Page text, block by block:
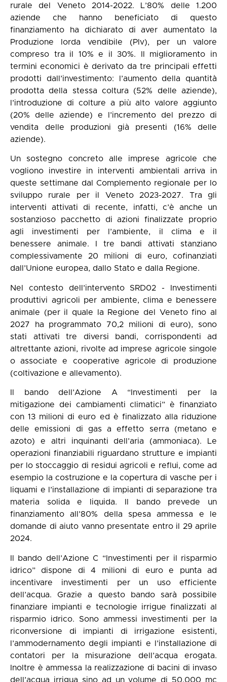
rurale del Veneto 2014-2022. L’80% delle 1.200
aziende che hanno beneficiato di questo
finanziamento ha dichiarato di aver aumentato la
Produzione lorda vendibile (Plv), per un valore
compreso tra il 10% e il 30%. Il miglioramento in
termini economici è derivato da tre principali effetti
prodotti dall’investimento: l’aumento della quantità
prodotta della stessa coltura (52% delle aziende),
l’introduzione di colture a più alto valore aggiunto
(20% delle aziende) e l’incremento del prezzo di
vendita delle produzioni già presenti (16% delle
aziende).
Un sostegno concreto alle imprese agricole che
vogliono investire in interventi ambientali arriva in
queste settimane dal Complemento regionale per lo
sviluppo rurale per il Veneto 2023-2027. Tra gli
interventi attivati di recente, infatti, c’è anche un
sostanzioso pacchetto di azioni finalizzate proprio
agli investimenti per l’ambiente, il clima e il
benessere animale. I tre bandi attivati stanziano
complessivamente 20 milioni di euro, cofinanziati
dall’Unione europea, dallo Stato e dalla Regione.
Nel contesto dell’intervento SRD02 - Investimenti
produttivi agricoli per ambiente, clima e benessere
animale (per il quale la Regione del Veneto fino al
2027 ha programmato 70,2 milioni di euro), sono
stati attivati tre diversi bandi, corrispondenti ad
altrettante azioni, rivolte ad imprese agricole singole
o associate e cooperative agricole di produzione
(coltivazione e allevamento).
Il bando dell’Azione A “Investimenti per la
mitigazione dei cambiamenti climatici” è finanziato
con 13 milioni di euro ed è finalizzato alla riduzione
delle emissioni di gas a effetto serra (metano e
azoto) e altri inquinanti dell’aria (ammoniaca). Le
operazioni finanziabili riguardano strutture e impianti
per lo stoccaggio di residui agricoli e reflui, come ad
esempio la costruzione e la copertura di vasche per i
liquami e l’installazione di impianti di separazione tra
materia solida e liquida. Il bando prevede un
finanziamento all’80% della spesa ammessa e le
domande di aiuto vanno presentate entro il 29 aprile
2024.
Il bando dell’Azione C “Investimenti per il risparmio
idrico” dispone di 4 milioni di euro e punta ad
incentivare investimenti per un uso efficiente
dell’acqua. Grazie a questo bando sarà possibile
finanziare impianti e tecnologie irrigue finalizzati al
risparmio idrico. Sono ammessi investimenti per la
riconversione di impianti di irrigazione esistenti,
l’ammodernamento degli impianti e l’installazione di
contatori per la misurazione dell’acqua erogata.
Inoltre è ammessa la realizzazione di bacini di invaso
dell’acqua irrigua sino ad un volume di 50.000 mc